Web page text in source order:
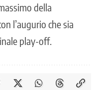
della
l’augurio che sia
play-off.